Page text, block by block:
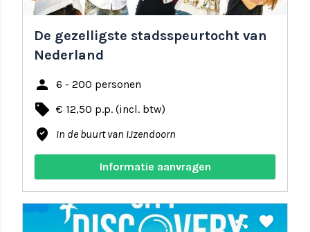
De gezelligste stadsspeurtocht van
Nederland
person 6 - 200 personen
local_offer € 12,50 p.p. (incl. btw)
where_to_vote In de buurt van IJzendoorn
Informatie aanvragen
share favorite